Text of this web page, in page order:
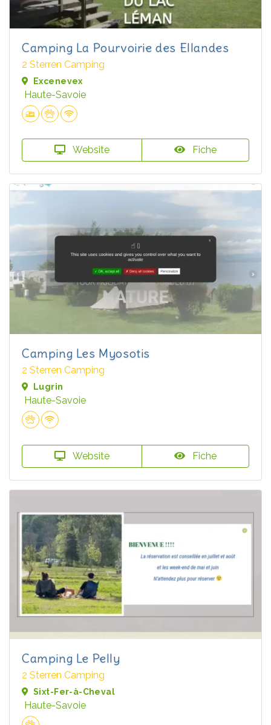
Camping La Pourvoirie des Ellandes
2 Sterren Camping
Excenevex
Haute-Savoie
Website Fiche
Camping Les Myosotis
2 Sterren Camping
Lugrin
Haute-Savoie
Website Fiche
Camping Le Pelly
2 Sterren Camping
Sixt-Fer-à-Cheval
Haute-Savoie